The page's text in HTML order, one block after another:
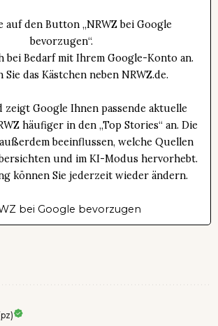
auf den Button „NRWZ bei Google
bevorzugen“.
bei Bedarf mit Ihrem Google-Konto an.
Sie das Kästchen neben NRWZ.de.
zeigt Google Ihnen passende aktuelle
häufiger in den „Top Stories“ an. Die
beeinflussen, welche Quellen
und im KI-Modus hervorhebt.
können Sie jederzeit wieder ändern.
bei Google bevorzugen